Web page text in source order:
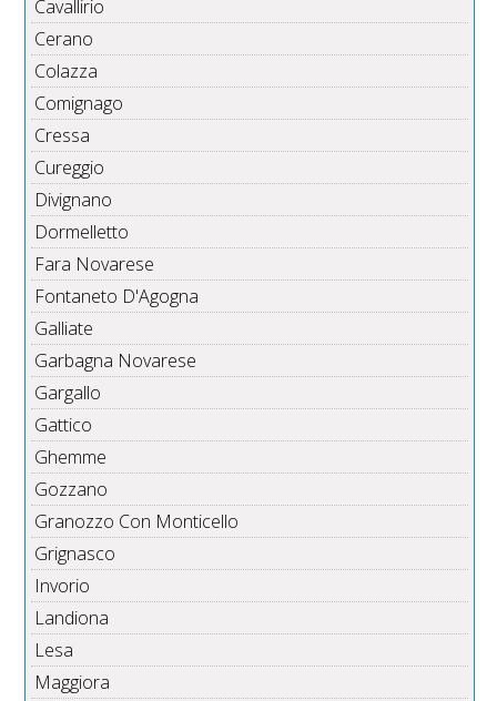
Cavallirio
Cerano
Colazza
Comignago
Cressa
Cureggio
Divignano
Dormelletto
Fara Novarese
Fontaneto D'Agogna
Galliate
Garbagna Novarese
Gargallo
Gattico
Ghemme
Gozzano
Granozzo Con Monticello
Grignasco
Invorio
Landiona
Lesa
Maggiora